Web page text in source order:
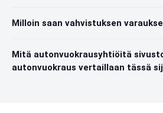
Milloin saan vahvistuksen
Mitä autonvuokrausyhtiöitä
autonvuokraus vertaillaan tässä